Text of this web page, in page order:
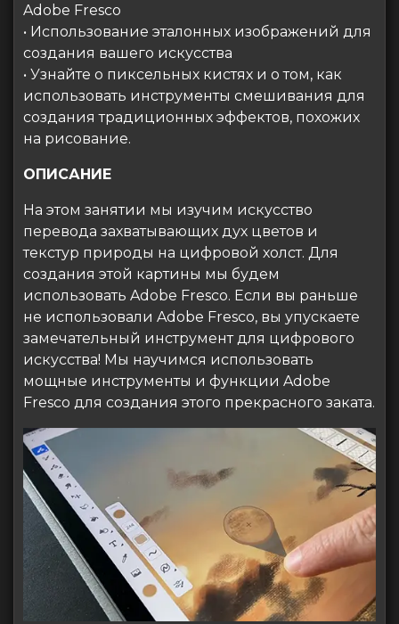
Adobe Fresco
• Использование эталонных изображений для
создания вашего искусства
• Узнайте о пиксельных кистях и о том, как
использовать инструменты смешивания для
создания традиционных эффектов, похожих
на рисование.
ОПИСАНИЕ
На этом занятии мы изучим искусство
перевода захватывающих дух цветов и
текстур природы на цифровой холст. Для
создания этой картины мы будем
использовать Adobe Fresco. Если вы раньше
не использовали Adobe Fresco, вы упускаете
замечательный инструмент для цифрового
искусства! Мы научимся использовать
мощные инструменты и функции Adobe
Fresco для создания этого прекрасного заката.